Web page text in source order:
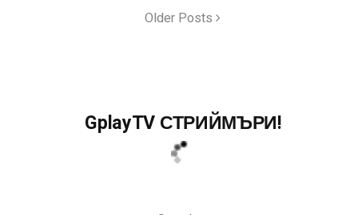
Older Posts
GplayTV СТРИЙМЪРИ!